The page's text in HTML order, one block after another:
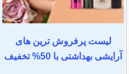
لیست پرفروش ترین های
آرایشی بهداشتی با 50% تخفیف